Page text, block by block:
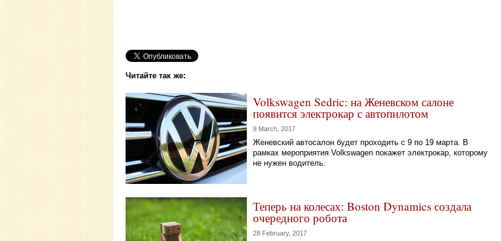
Читайте так же:
Volkswagen Sedric: на Женевском салоне
появится электрокар с автопилотом
9 March, 2017
Женевский автосалон будет проходить с 9 по 19 марта. В
рамках мероприятия Volkswagen покажет электрокар, которому
не нужен водитель.
Теперь на колесах: Boston Dynamics создала
очередного робота
28 February, 2017